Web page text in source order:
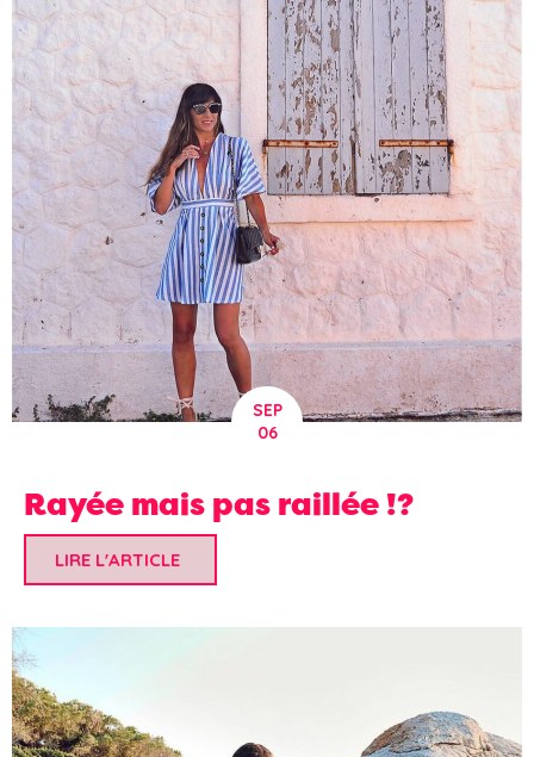
SEP
06
Rayée mais pas raillée !?
LIRE L'ARTICLE